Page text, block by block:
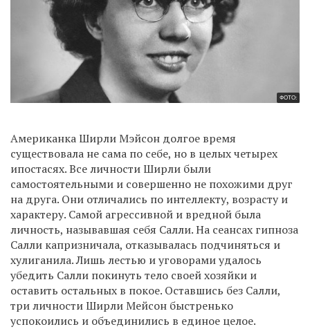
ФОТО:
Американка Ширли Мэйсон долгое время
существовала не сама по себе, но в целых четырех
ипостасях. Все личности Ширли были
самостоятельными и совершенно не похожими друг
на друга. Они отличались по интеллекту, возрасту и
характеру. Самой агрессивной и вредной была
личность, называвшая себя Салли. На сеансах гипноза
Салли капризничала, отказывалась подчиняться и
хулиганила. Лишь лестью и уговорами удалось
убедить Салли покинуть тело своей хозяйки и
оставить остальных в покое. Оставшись без Салли,
три личности Ширли Мейсон быстренько
успокоились и объединились в единое целое.